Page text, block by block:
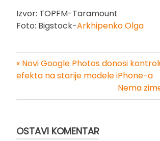
Izvor: TOPFM-Taramount
Foto: Bigstock-Arkhipenko Olga
Kretanje
članka
« Novi Google Photos donosi
efekta na starije modele iPhone-a
Nema
OSTAVI KOMENTAR